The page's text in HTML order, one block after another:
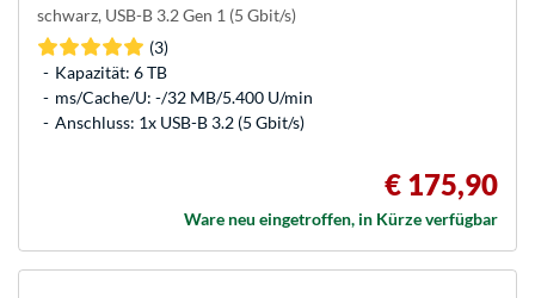
schwarz, USB-B 3.2 Gen 1 (5 Gbit/s)
(3)
Kapazität: 6 TB
ms/Cache/U: -/32 MB/5.400 U/min
Anschluss: 1x USB-B 3.2 (5 Gbit/s)
€ 175,90
Ware neu eingetroffen, in Kürze verfügbar